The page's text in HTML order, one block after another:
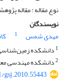
نوع مقاله : مقاله
نویسندگان
مهدی شمس
1
1 دانشکده
2دانشکده مهندسی
gsj.2010.55443